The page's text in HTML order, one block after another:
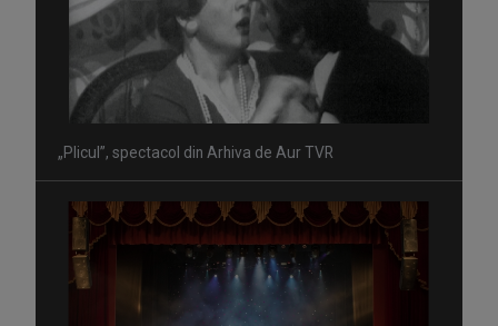
„Plicul”, spectacol din Arhiva de Aur TVR